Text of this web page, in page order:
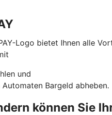
Logo bietet Ihnen alle
und
Bargeld abheben.
können Sie